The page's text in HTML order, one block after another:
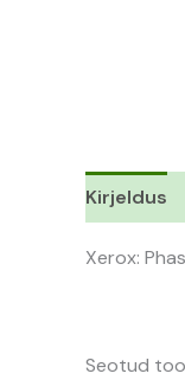
Kirjeldus
Xerox:
Seotud